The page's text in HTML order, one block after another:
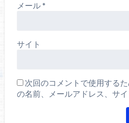
メール*
サイト
次回のコメントで使用する
の名前、メールアドレス、サイ